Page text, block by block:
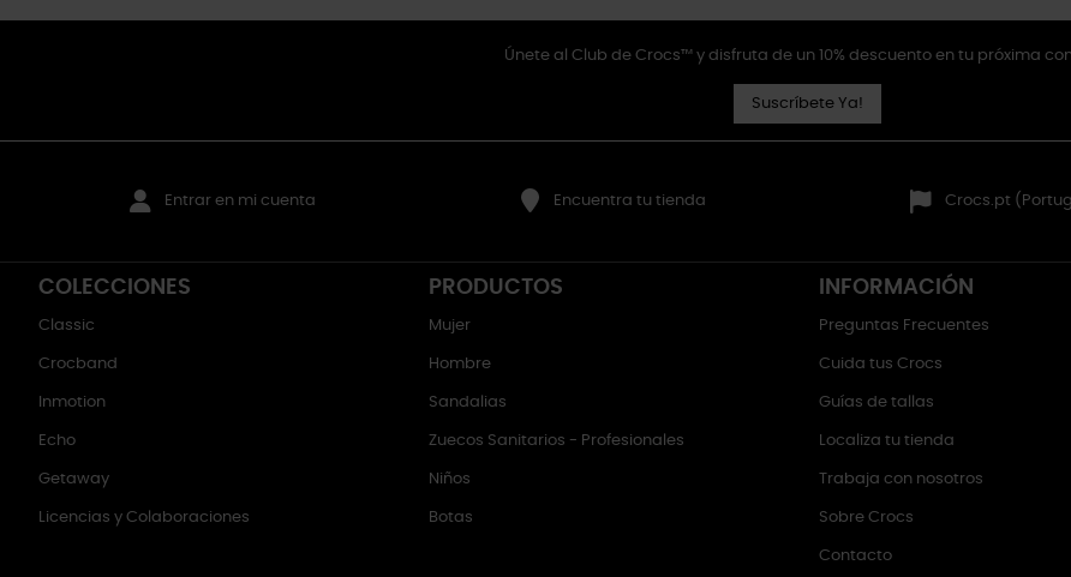
Únete al Club de Crocs™ y disfruta de un 10% descuento en tu próxima
Suscríbete Ya!
Entrar en mi cuenta Encuentra tu tienda Crocs.pt
COLECCIONES
Classic
Crocband
Inmotion
Echo
Getaway
Licencias y Colaboraciones
PRODUCTOS
Mujer
Hombre
Sandalias
Zuecos Sanitarios - Profesionales
Niños
Botas
INFORMACIÓN
Preguntas Frecuentes
Cuida tus Crocs
Guías de tallas
Localiza tu tienda
Trabaja con nosotros
Sobre Crocs
Contacto